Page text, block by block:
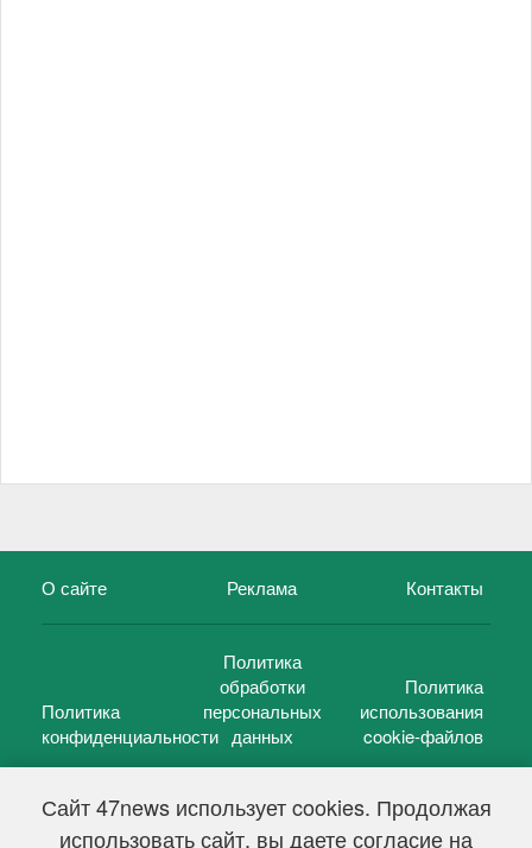
Сайт 47news использует cookies. Продолжая
использовать сайт, вы даете согласие на
О сайте Реклама Контакты
Политика
конфиденциальности
Политика
обработки
персональных
данных
Политика
использования
cookie-файлов